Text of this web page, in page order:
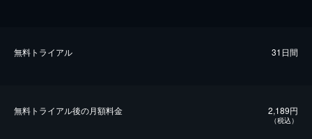
無料トライアル 31日間
無料トライアル後の⽉額料金 2,189円
（税込）